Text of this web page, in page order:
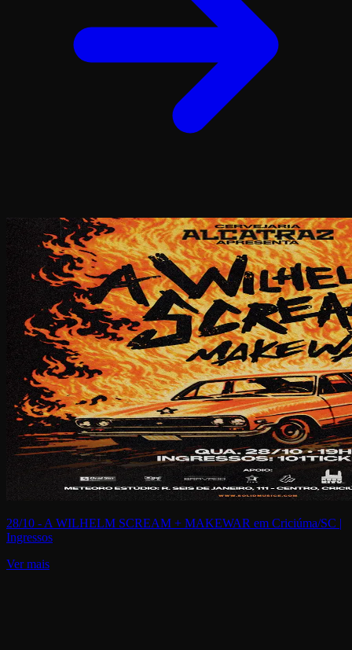
28/10 - A WILHELM SCREAM + MAKEWAR em Criciúma/SC |
Ingressos
Ver mais